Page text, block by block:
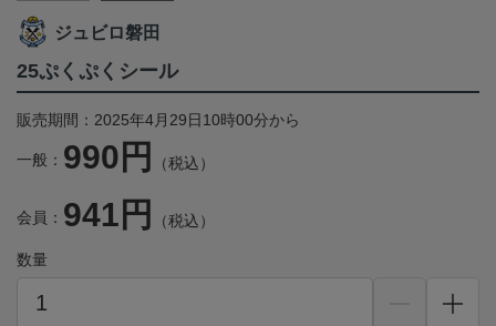
ジュビロ磐田
25ぷくぷくシール
販売期間：2025年4月29日10時00分から
一般： 990円 （税込）
会員： 941円 （税込）
数量